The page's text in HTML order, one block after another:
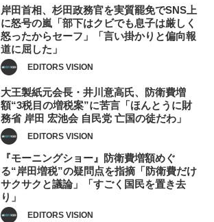
岸田首相、杉田政務官を実質罷免でSNS上
に怒号の嵐「部下はクビでも息子は厳しく
怒ったからセーフ」「言い掛かりと偏向報
道に屈した」
EDITORS VISION
大王製紙元会長・井川意高氏、防衛費増
額“3税目の増税案”に苦言「ほんとうに財
務省 岸田 宏池会 自民党 亡国の徒だわ」
EDITORS VISION
『モーニングショー』防衛費増額めぐ
る“岸田増税”の疑問点を指摘「防衛費だけ
サクサクと議論」「すごく国民を置き去
り」
EDITORS VISION